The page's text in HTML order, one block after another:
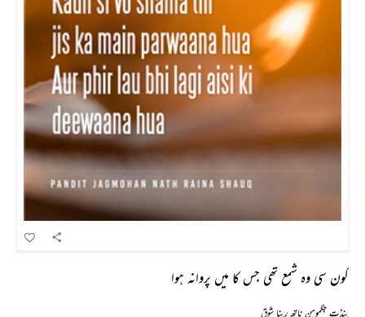
کون سی وہ شمع تھی جس کا میں پروانہ ہوا
پنڈت جگموہن ناتھ رینا شوق